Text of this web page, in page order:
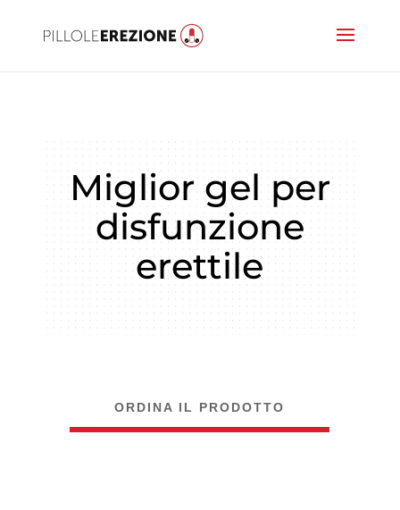
Miglior gel per
disfunzione
erettile
ORDINA IL PRODOTTO